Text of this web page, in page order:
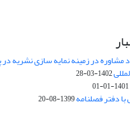
مشاوره در زمینه نمایه سازی نشریه در
1402-03-28
1401-01-01
دفتر فصلنامه1399-08-20